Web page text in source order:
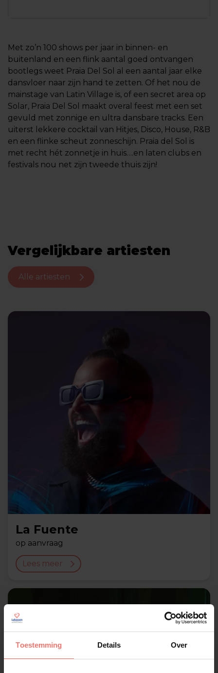
Toestemming Details Over
Met zo’n 100 shows per jaar in binnen- en
buitenland en een flink aantal goed ontvangen
bootlegs weet Praia Del Sol al een aantal jaar elke
dansvloer naar zijn hand te zetten. Of het nou de
mainstage van Latin Village is, of een secret area op
Solar, Praia Del Sol maakt overal feest met een set
gevuld met zonnige en ultra dansbare tracks. Een
uiterst lekkere cocktail van Hitjes, Disco, House, R&B
en een flinke scheut zonneschijn. Praia del Sol is
met recht hét zonnetje in huis….en laten clubs en
festivals nou net zijn tweede thuis zijn!
Vergelijkbare artiesten
Alle artiesten
La Fuente
op aanvraag
Lees meer